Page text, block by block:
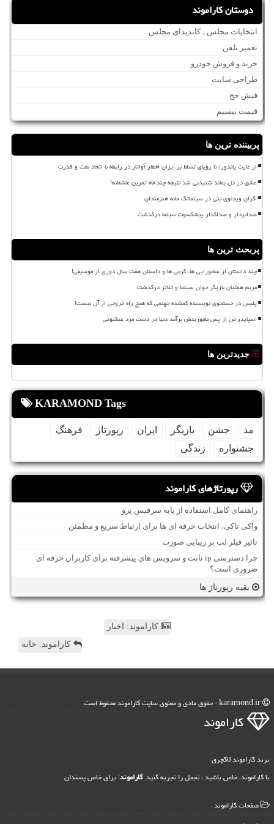
دوستان کاراموند
انتخابات مجلس ، کاندیدای مجلس
تعمیر تلفن
خرید و فروش خودرو
طراحی سایت
فیش حج
قیمت بیسیم
پربیننده ترین ها
از غارت پاندورا تا رؤیای تسلط بر ایران اخطار آواتار در رابطه با اتحاد نفت و قدرت
عشق در دل بماند شنیدنی شد نتیجه چند ماه تمرین عاشقانه!
اکران ویدئوی بنی در سینماتک خانه هنرمندان
صدابردار و صداگذار پیشکسوت سینما درگذشت
پربحث ترین ها
چند داستان از سامورایی ها، گرمی ها و داستان هفت سال دوری از موسیقی!
مریم همتیان بازیگر جوان سینما و تئاتر درگذشت
پلیس در جستجوی نویسنده گمشده جهنمی که هیچ راه خروجی از آن نیست!
اسپایدر من از پس ماموریتش برآمد دنیا در دست مرد عنکبوتی
جدیدترین ها
KARAMOND Tags
مد جشن بازیگر ایران رپورتاژ
فرهنگ
جشنواره
زندگی
رپورتاژهای کاراموند
راهنمای کامل استفاده از پایه سرفیس پرو
واکی تاکی، انتخاب حرفه ای ها برای ارتباط سریع و مطمئن
تاثیر فیلر لب بر زیبایی صورت
چرا دسترسی ip ثابت و سرویس های پیشرفته برای کاربران حرفه ای
ضروری است؟
بقیه رپورتاژ ها
کاراموند: اخبار
کاراموند: خانه
كاراموند
برند کاراموند لاکچری
با کاراموند، خاص باشید ، تجمل را تجربه کنید.کاراموند: برای خاص پسندان
صفحات كاراموند